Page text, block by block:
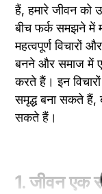
हैं, हमारे जीवन को
बीच फर्क समझने में
महत्वपूर्ण विचारों
बनने और समाज में
करते हैं। इन
समृद्ध बना सकते हैं,
सकते हैं।
1. जीवन एक